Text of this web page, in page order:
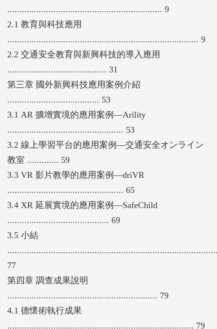
................................................................ 9
2.1 教育與科技應用
............................................................................... 9
2.2 交通安全教育與新興科技的導入應用
......................................... 31
第三章 國外新興科技應用案例介紹
...................................... 53
3.1 AR 擴增實境的應用案例—Arility
................................................ 53
3.2 線上學習平台的應用案例—交通安全オンライン
教室 ............. 59
3.3 VR 影片教學的應用案例—driVR
................................................ 65
3.4 XR 延展實境的應用案例—SafeChild
.......................................... 69
3.5 小結
77
第四章 調查成果說明
.............................................................. 79
4.1 德懷術執行成果
............................................................................. 79